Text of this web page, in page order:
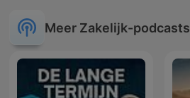
Meer Zakelijk-podcasts